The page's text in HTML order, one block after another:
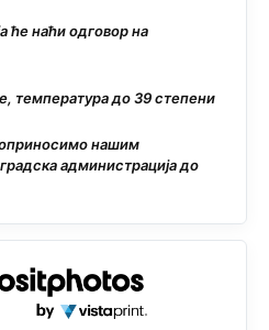
ће наћи одговор на
температура до 39 степени
нашим
администрација до